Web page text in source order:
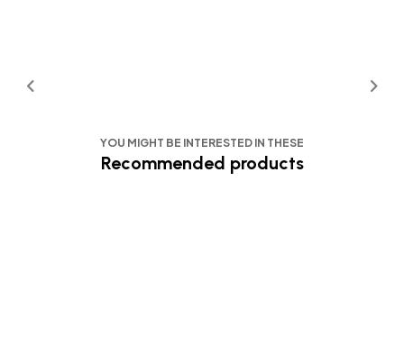
YOU MIGHT BE INTERESTED IN THESE
Recommended products